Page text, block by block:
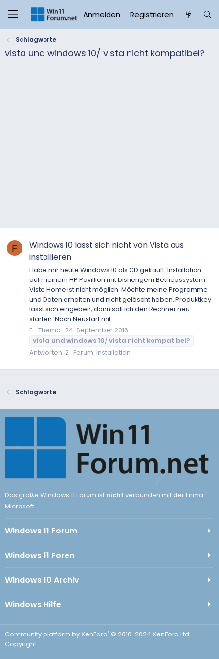
Anmelden Registrieren
Schlagworte
vista und windows 10/ vista nicht kompatibel?
F
Windows 10 lässt sich nicht von Vista aus
installieren
Habe mir heute Windows 10 als CD gekauft. Installation
auf meinem HP Pavillion mit bisherigem Betriebssystem
Vista Home ist nicht möglich. Möchte meine Programme
und Daten erhalten und nicht gelöscht haben. Produktkey
lässt sich eingeben, dann soll ich den Rechner neu
starten. Nach Neustart mit...
F. Thema 24. September 2016
vista und windows10/vista nicht kompatibel?
Antworten: 2 Forum: Installation
Schlagworte
Das große Windows 11 Forum ist nicht verbunden mit der Firma
Microsoft.
Windows 11 Forum
Windows 11 Foren
Windows 10 Archiv
Windows Hilfe
Community platform by XenForo® © 2010-2024 XenForo Ltd.
Copyright